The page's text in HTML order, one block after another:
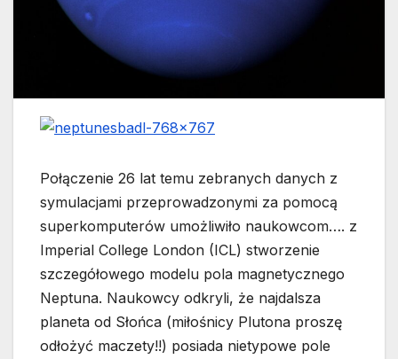
Połączenie 26 lat temu zebranych danych z
symulacjami przeprowadzonymi za pomocą
superkomputerów umożliwiło naukowcom…. z
Imperial College London (ICL) stworzenie
szczegółowego modelu pola magnetycznego
Neptuna. Naukowcy odkryli, że najdalsza
planeta od Słońca (miłośnicy Plutona proszę
odłożyć maczety!!) posiada nietypowe pole